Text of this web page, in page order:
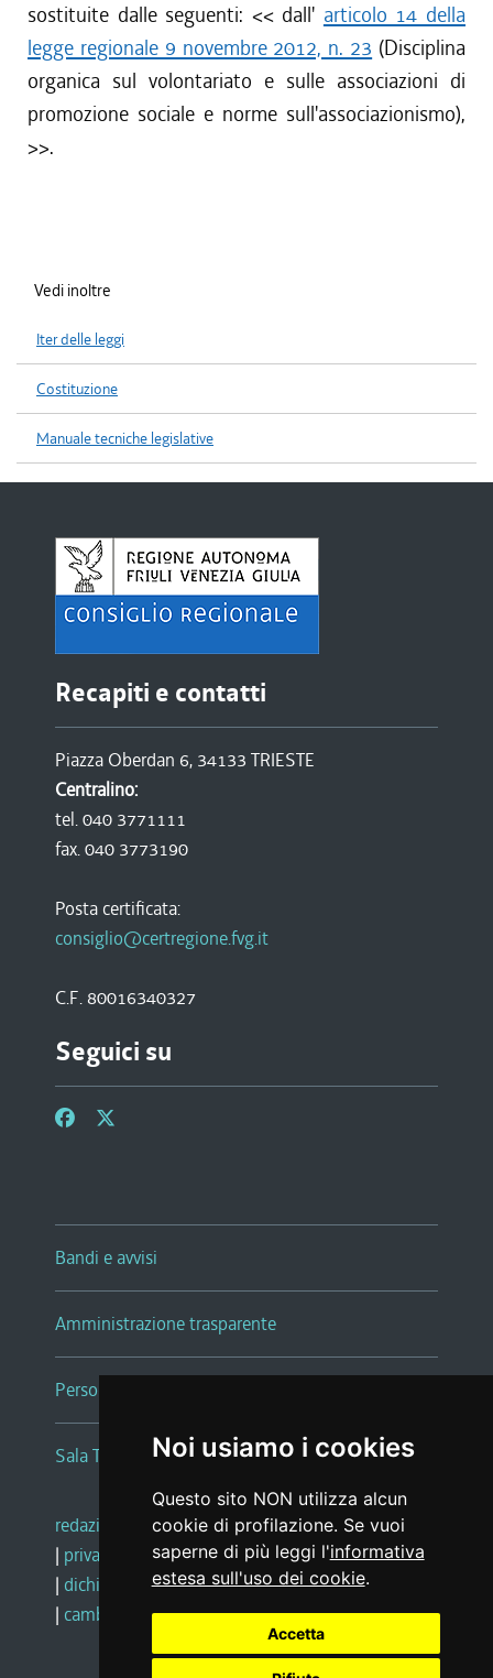
Noi usiamo i cookies
Questo sito NON utilizza alcun
cookie di profilazione. Se vuoi
saperne di più leggi l'informativa
estesa sull'uso dei cookie.
Accetta
sostituite dalle seguenti: << dall' articolo 14 della
legge regionale 9 novembre 2012, n. 23 (Disciplina
organica sul volontariato e sulle associazioni di
promozione sociale e norme sull'associazionismo),
>>.
Vedi inoltre
Iter delle leggi
Costituzione
Manuale tecniche legislative
Recapiti e contatti
Piazza Oberdan 6, 34133 TRIESTE
Centralino:
tel. 040 3771111
fax. 040 3773190
Posta certificata:
consiglio@certregione.fvg.it
C.F. 80016340327
Seguici su
Bandi e avvisi
Amministrazione trasparente
Persone e Uffici
Sala Tiziano Tessitori
redazione web |note legali |glossario
| privacy
social media policy
| dichiarazione di accessibilità |feedback
| cambio preferenze cookie